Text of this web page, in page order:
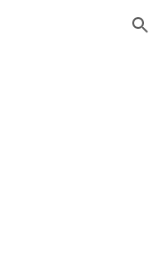
Skip to navigation